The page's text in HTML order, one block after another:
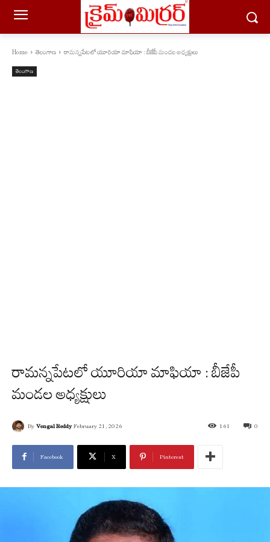
Home తెలంగాణ రామన్నపేటలో యూరియా మాఫియా : బీజేపీ మండల అధ్యక్షులు
తెలంగాణ
రామన్నపేటలో యూరియా మాఫియా : బీజేపీ
మండల అధ్యక్షులు
By Vengal Reddy February 21, 2026 0
161
Facebook X Pinterest